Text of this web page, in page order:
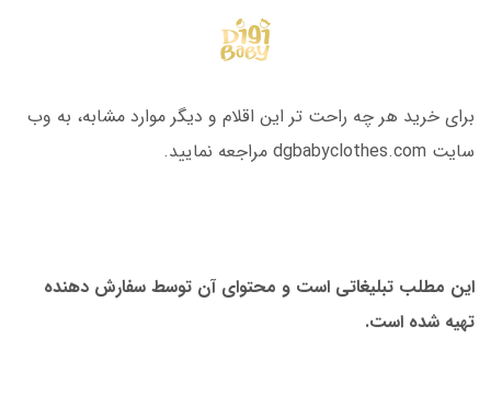
برای خرید هر چه راحت تر این اقلام و دیگر موارد مشابه، به وب
سایت dgbabyclothes.com مراجعه نمایید.
این مطلب تبلیغاتی است و محتوای آن توسط سفارش دهنده
تهیه شده است.